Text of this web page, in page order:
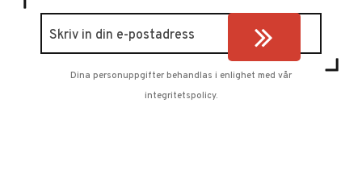
Dina personuppgifter behandlas i enlighet med vår
integritetspolicy.